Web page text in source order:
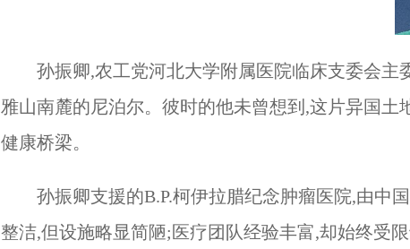
孙振卿,农工党河北大学附属医院临床支委会主
雅山南麓的尼泊尔。彼时的他未曾想到,这片异国
健康桥梁。
孙振卿支援的B.P.柯伊拉腊纪念肿瘤医院,由中
整洁,但设施略显简陋;医疗团队经验丰富,却始终受